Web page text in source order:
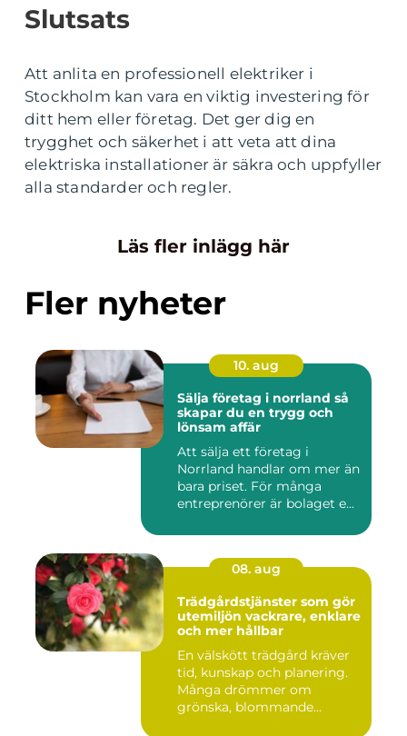
Slutsats
Att anlita en professionell elektriker i
Stockholm kan vara en viktig investering för
ditt hem eller företag. Det ger dig en
trygghet och säkerhet i att veta att dina
elektriska installationer är säkra och uppfyller
alla standarder och regler.
Läs fler inlägg här
Fler nyheter
10. aug
Sälja företag i norrland så
skapar du en trygg och
lönsam affär
Att sälja ett företag i
Norrland handlar om mer än
bara priset. För många
entreprenörer är bolaget e...
08. aug
Trädgårdstjänster som gör
utemiljön vackrare, enklare
och mer hållbar
En välskött trädgård kräver
tid, kunskap och planering.
Många drömmer om
grönska, blommande